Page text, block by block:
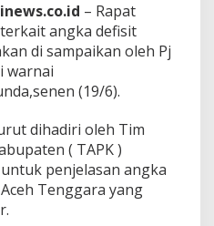
– Rapat
angka defisit
di sampaikan oleh Pj
warnai
(19/6).
dihadiri oleh Tim
( TAPK )
penjelasan angka
Tenggara yang